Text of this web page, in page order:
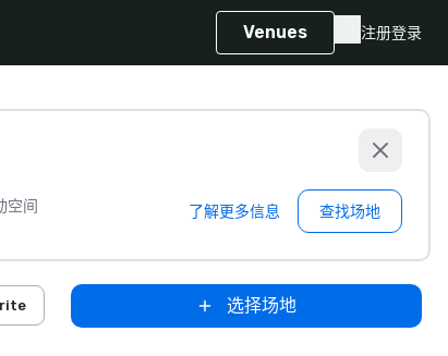
Venues 注册登录
空间
了解更多信息 查找场地
选择场地